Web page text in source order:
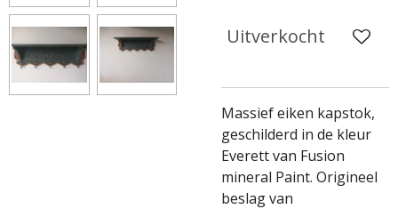
Uitverkocht
Massief eiken kapstok,
geschilderd in de kleur
Everett van Fusion
mineral Paint. Origineel
beslag van